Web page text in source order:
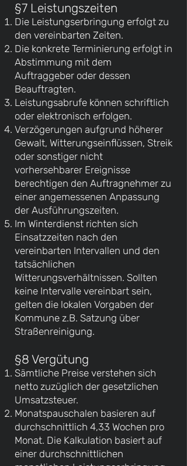
§7 Leistungszeiten
Die Leistungserbringung erfolgt zu
den vereinbarten Zeiten.
Die konkrete Terminierung erfolgt in
Abstimmung mit dem
Auftraggeber oder dessen
Beauftragten.
Leistungsabrufe können schriftlich
oder elektronisch erfolgen.
Verzögerungen aufgrund höherer
Gewalt, Witterungseinflüssen, Streik
oder sonstiger nicht
vorhersehbarer Ereignisse
berechtigen den Auftragnehmer zu
einer angemessenen Anpassung
der Ausführungszeiten.
Im Winterdienst richten sich
Einsatzzeiten nach den
vereinbarten Intervallen und den
tatsächlichen
Witterungsverhältnissen. Sollten
keine Intervalle vereinbart sein,
gelten die lokalen Vorgaben der
Kommune z.B. Satzung über
Straßenreinigung.
§8 Vergütung
Sämtliche Preise verstehen sich
netto zuzüglich der gesetzlichen
Umsatzsteuer.
Monatspauschalen basieren auf
durchschnittlich 4,33 Wochen pro
Monat. Die Kalkulation basiert auf
einer durchschnittlichen